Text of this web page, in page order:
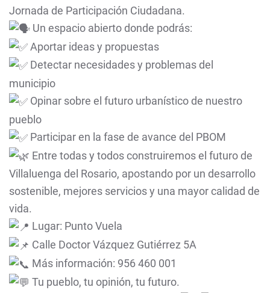
Jornada de Participación Ciudadana.
Un espacio abierto donde podrás:
Aportar ideas y propuestas
Detectar necesidades y problemas del
municipio
Opinar sobre el futuro urbanístico de nuestro
pueblo
Participar en la fase de avance del PBOM
Entre todas y todos construiremos el futuro de
Villaluenga del Rosario, apostando por un desarrollo
sostenible, mejores servicios y una mayor calidad de
vida.
Lugar: Punto Vuela
Calle Doctor Vázquez Gutiérrez 5A
Más información: 956 460 001
Tu pueblo, tu opinión, tu futuro.